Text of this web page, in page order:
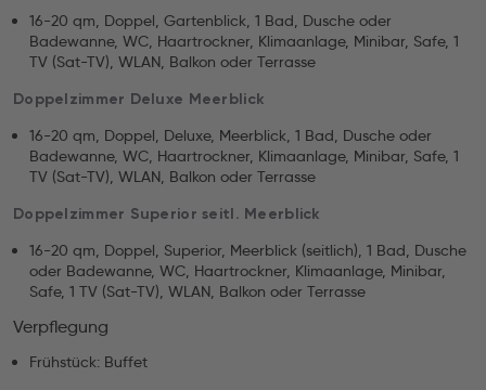
16-20 qm, Doppel, Gartenblick, 1 Bad, Dusche oder
Badewanne, WC, Haartrockner, Klimaanlage, Minibar, Safe, 1
TV (Sat-TV), WLAN, Balkon oder Terrasse
Doppelzimmer Deluxe Meerblick
16-20 qm, Doppel, Deluxe, Meerblick, 1 Bad, Dusche oder
Badewanne, WC, Haartrockner, Klimaanlage, Minibar, Safe, 1
TV (Sat-TV), WLAN, Balkon oder Terrasse
Doppelzimmer Superior seitl. Meerblick
16-20 qm, Doppel, Superior, Meerblick (seitlich), 1 Bad, Dusche
oder Badewanne, WC, Haartrockner, Klimaanlage, Minibar,
Safe, 1 TV (Sat-TV), WLAN, Balkon oder Terrasse
Verpflegung
Frühstück: Buffet